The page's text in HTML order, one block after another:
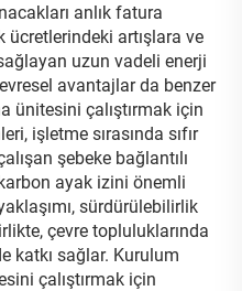
anlık fatura
ücretlerindeki artışlara ve
uzun vadeli enerji
avantajlar da benzer
ünitesini çalıştırmak için
işletme sırasında sıfır
şebeke bağlantılı
ayak izini önemli
sürdürülebilirlik
çevre topluluklarında
katkı sağlar. Kurulum
çalıştırmak için